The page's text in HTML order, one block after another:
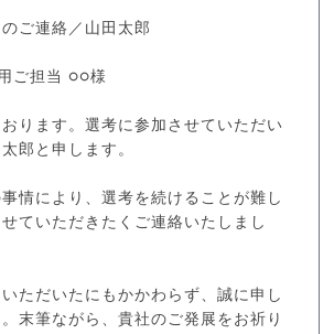
ご連絡／山田太郎
ご担当 ○○様
ります。選考に参加させていただい
郎と申します。
情により、選考を続けることが難し
ていただきたくご連絡いたしまし
ただいたにもかかわらず、誠に申し
末筆ながら、貴社のご発展をお祈り